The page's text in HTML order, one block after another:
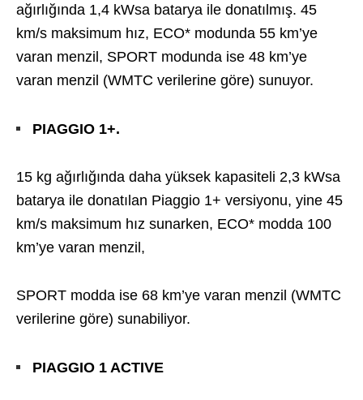
ağırlığında 1,4 kWsa batarya ile donatılmış. 45
km/s maksimum hız, ECO* modunda 55 km’ye
varan menzil, SPORT modunda ise 48 km’ye
varan menzil (WMTC verilerine göre) sunuyor.
PIAGGIO 1+.
15 kg ağırlığında daha yüksek kapasiteli 2,3 kWsa
batarya ile donatılan Piaggio 1+ versiyonu, yine 45
km/s maksimum hız sunarken, ECO* modda 100
km’ye varan menzil,
SPORT modda ise 68 km’ye varan menzil (WMTC
verilerine göre) sunabiliyor.
PIAGGIO 1 ACTIVE